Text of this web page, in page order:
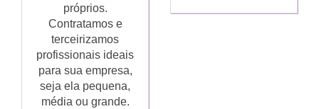
próprios.
Contratamos e
terceirizamos
profissionais ideais
para sua empresa,
seja ela pequena,
média ou grande.